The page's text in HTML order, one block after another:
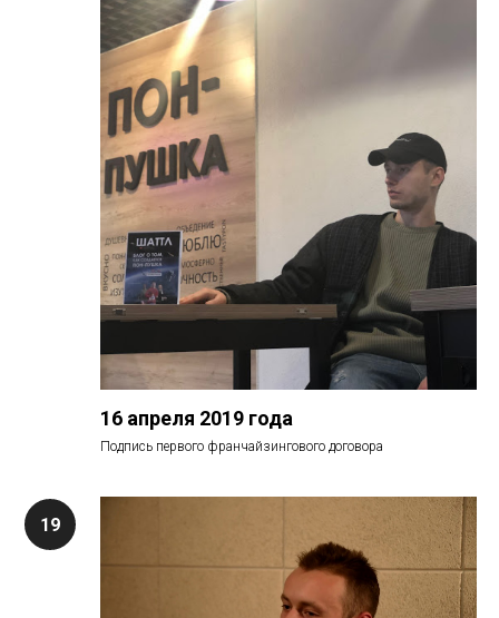
16 апреля 2019 года
Подпись первого франчайзингового договора